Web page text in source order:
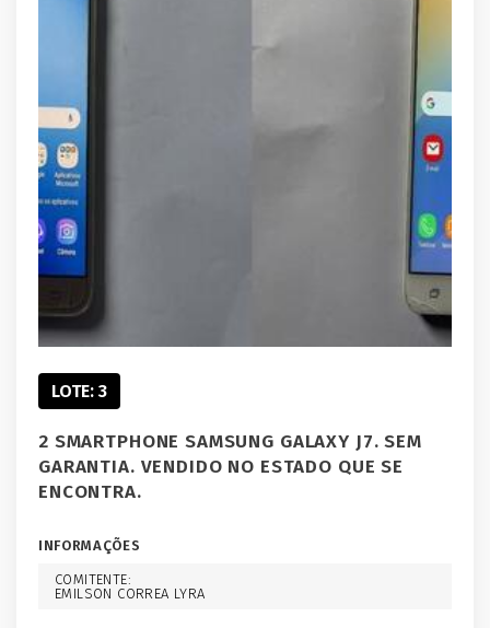
LOTE: 3
2 SMARTPHONE SAMSUNG GALAXY J7. SEM
GARANTIA. VENDIDO NO ESTADO QUE SE
ENCONTRA.
INFORMAÇÕES
COMITENTE:
EMILSON CORREA LYRA